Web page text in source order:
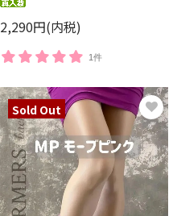
2,290円(内税)
1件
Sold Out